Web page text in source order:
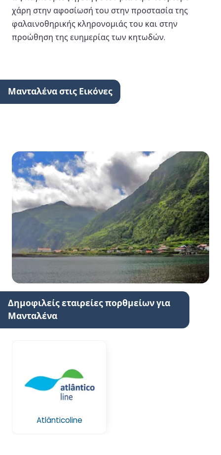
χάρη στην αφοσίωσή του στην προστασία της
φαλαινοθηρικής κληρονομιάς του και στην
προώθηση της ευημερίας των κητωδών.
Μανταλένα στις Εικόνες
Δημοφιλείς εταιρείες πορθμείων για
Μανταλένα
Atlânticoline